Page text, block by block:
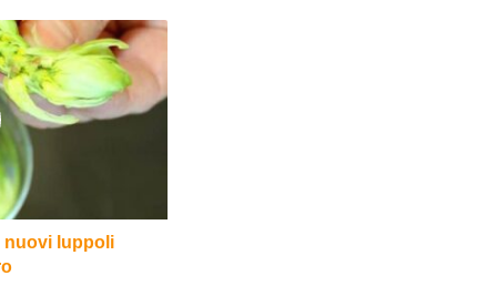
nuovi luppoli